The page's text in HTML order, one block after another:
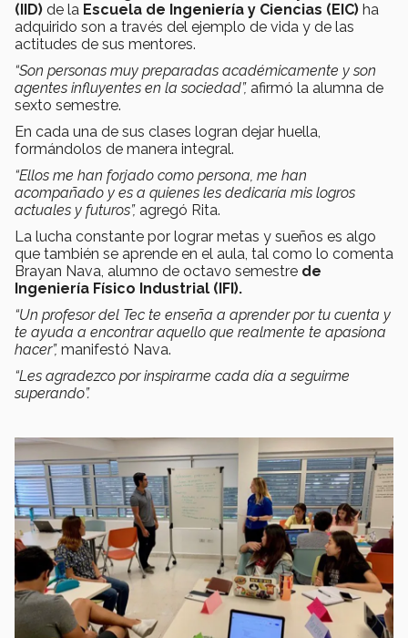
(IID) de la Escuela de Ingeniería y Ciencias (EIC) ha
adquirido son a través del ejemplo de vida y de las
actitudes de sus mentores.
“Son personas muy preparadas académicamente y son
agentes influyentes en la sociedad”, afirmó la alumna de
sexto semestre.
En cada una de sus clases logran dejar huella,
formándolos de manera integral.
“Ellos me han forjado como persona, me han
acompañado y es a quienes les dedicaría mis logros
actuales y futuros”, agregó Rita.
La lucha constante por lograr metas y sueños es algo
que también se aprende en el aula, tal como lo comenta
Brayan Nava, alumno de octavo semestre de
Ingeniería Físico Industrial (IFI).
“Un profesor del Tec te enseña a aprender por tu cuenta y
te ayuda a encontrar aquello que realmente te apasiona
hacer”, manifestó Nava.
“Les agradezco por inspirarme cada día a seguirme
superando”.